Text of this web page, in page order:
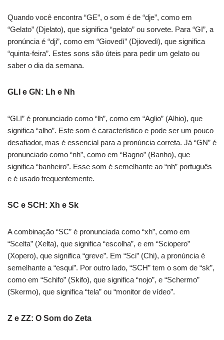
Quando você encontra “GE”, o som é de “dje”, como em
“Gelato” (Djelato), que significa “gelato” ou sorvete. Para “GI”, a
pronúncia é “dji”, como em “Giovedì” (Djiovedì), que significa
“quinta-feira”. Estes sons são úteis para pedir um gelato ou
saber o dia da semana.
GLI e GN: Lh e Nh
“GLI” é pronunciado como “lh”, como em “Aglio” (Alhio), que
significa “alho”. Este som é característico e pode ser um pouco
desafiador, mas é essencial para a pronúncia correta. Já “GN” é
pronunciado como “nh”, como em “Bagno” (Banho), que
significa “banheiro”. Esse som é semelhante ao “nh” português
e é usado frequentemente.
SC e SCH: Xh e Sk
A combinação “SC” é pronunciada como “xh”, como em
“Scelta” (Xelta), que significa “escolha”, e em “Sciopero”
(Xopero), que significa “greve”. Em “Sci” (Chi), a pronúncia é
semelhante a “esqui”. Por outro lado, “SCH” tem o som de “sk”,
como em “Schifo” (Skifo), que significa “nojo”, e “Schermo”
(Skermo), que significa “tela” ou “monitor de vídeo”.
Z e ZZ: O Som do Zeta